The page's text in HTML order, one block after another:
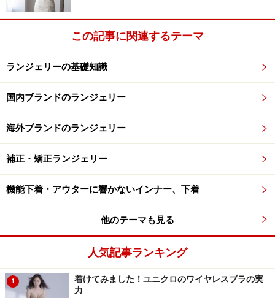
この記事に関連するテーマ
ランジェリーの基礎知識
国内ブランドのランジェリー
海外ブランドのランジェリー
補正・矯正ランジェリー
機能下着・アウターに響かないインナー、下着
他のテーマも見る
人気記事ランキング
1
着けてみました！ユニクロのワイヤレスブラの実
力